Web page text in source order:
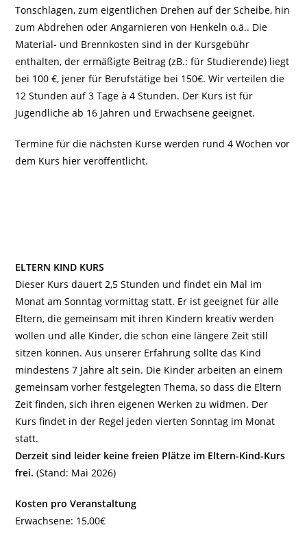
Tonschlagen, zum eigentlichen Drehen auf der Scheibe, hin
zum Abdrehen oder Angarnieren von Henkeln o.ä.. Die
Material- und Brennkosten sind in der Kursgebühr
enthalten, der ermäßigte Beitrag (zB.: für Studierende) liegt
bei 100 €, jener für Berufstätige bei 150€. Wir verteilen die
12 Stunden auf 3 Tage à 4 Stunden. Der Kurs ist für
Jugendliche ab 16 Jahren und Erwachsene geeignet.
Termine für die nächsten Kurse werden rund 4 Wochen vor
dem Kurs hier veröffentlicht.
ELTERN KIND KURS
Dieser Kurs dauert 2,5 Stunden und findet ein Mal im
Monat am Sonntag vormittag statt. Er ist geeignet für alle
Eltern, die gemeinsam mit ihren Kindern kreativ werden
wollen und alle Kinder, die schon eine längere Zeit still
sitzen können. Aus unserer Erfahrung sollte das Kind
mindestens 7 Jahre alt sein. Die Kinder arbeiten an einem
gemeinsam vorher festgelegten Thema, so dass die Eltern
Zeit finden, sich ihren eigenen Werken zu widmen. Der
Kurs findet in der Regel jeden vierten Sonntag im Monat
statt.
Derzeit sind leider keine freien Plätze im Eltern-Kind-Kurs
frei. (Stand: Mai 2026)
Kosten pro Veranstaltung
Erwachsene: 15,00€